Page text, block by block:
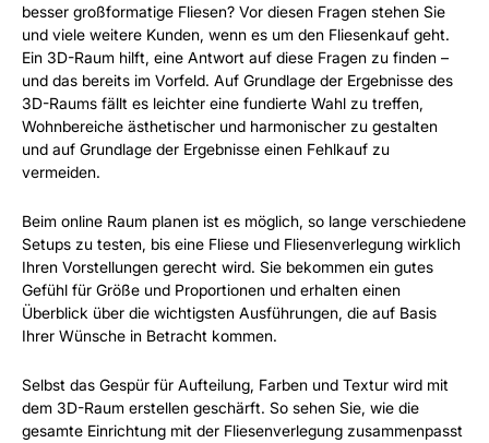
besser großformatige Fliesen? Vor diesen Fragen stehen Sie
und viele weitere Kunden, wenn es um den Fliesenkauf geht.
Ein 3D-Raum hilft, eine Antwort auf diese Fragen zu finden –
und das bereits im Vorfeld. Auf Grundlage der Ergebnisse des
3D-Raums fällt es leichter eine fundierte Wahl zu treffen,
Wohnbereiche ästhetischer und harmonischer zu gestalten
und auf Grundlage der Ergebnisse einen Fehlkauf zu
vermeiden.
Beim online Raum planen ist es möglich, so lange verschiedene
Setups zu testen, bis eine Fliese und Fliesenverlegung wirklich
Ihren Vorstellungen gerecht wird. Sie bekommen ein gutes
Gefühl für Größe und Proportionen und erhalten einen
Überblick über die wichtigsten Ausführungen, die auf Basis
Ihrer Wünsche in Betracht kommen.
Selbst das Gespür für Aufteilung, Farben und Textur wird mit
dem 3D-Raum erstellen geschärft. So sehen Sie, wie die
gesamte Einrichtung mit der Fliesenverlegung zusammenpasst